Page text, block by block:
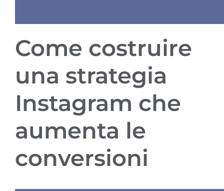
Come costruire
una strategia
Instagram che
aumenta le
conversioni